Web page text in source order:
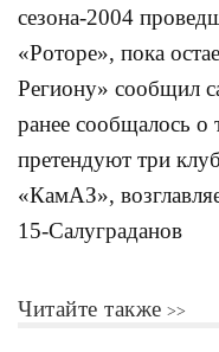
сезона-2004
«Роторе», пока
Региону» сообщил
ранее сообщалось о
претендуют три
«КамАЗ»,
15-Салуграданов
Читайте также